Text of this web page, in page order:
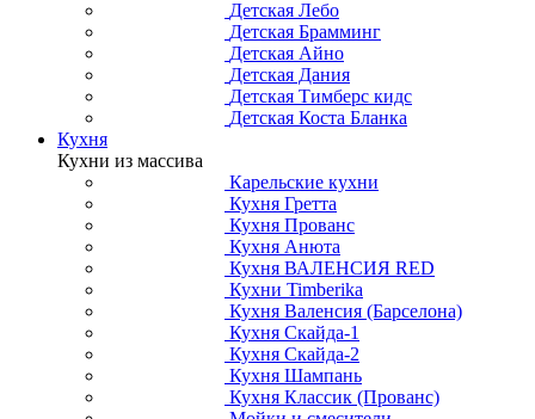
Детская Лебо
Детская Брамминг
Детская Айно
Детская Дания
Детская Тимберс кидс
Детская Коста Бланка
Кухня
Кухни из массива
Карельские кухни
Кухня Гретта
Кухня Прованс
Кухня Анюта
Кухня ВАЛЕНСИЯ RED
Кухни Timberika
Кухня Валенсия (Барселона)
Кухня Скайда-1
Кухня Скайда-2
Кухня Шампань
Кухня Классик (Прованс)